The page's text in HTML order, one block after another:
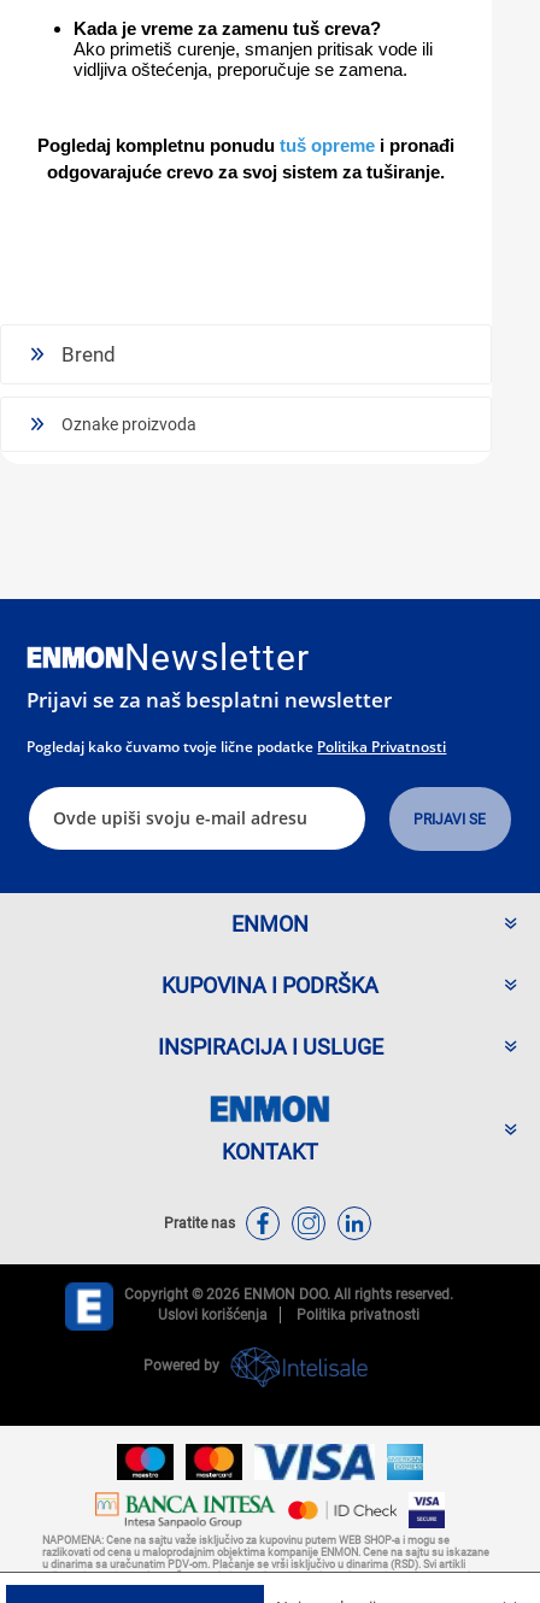
Kada je vreme za zamenu tuš creva?
Ako primetiš curenje, smanjen pritisak vode ili
vidljiva oštećenja, preporučuje se zamena.
Pogledaj kompletnu ponudu tuš opreme i pronađi
odgovarajuće crevo za svoj sistem za tuširanje.
Brend
Oznake proizvoda
Newsletter
Prijavi se za naš besplatni newsletter
Pogledaj kako čuvamo tvoje lične podatke Politika Privatnosti
ENMON
KUPOVINA I PODRŠKA
INSPIRACIJA I USLUGE
KONTAKT
Pratite nas
Copyright © 2026 ENMON DOO. All rights reserved.
Uslovi korišćenja
Politika privatnosti
Powered by
NAPOMENA: Cene na sajtu važe isključivo za kupovinu putem WEB SHOP-a i mogu se
razlikovati od cena u maloprodajnim objektima kompanije ENMON. Cene na sajtu su iskazane
u dinarima sa uračunatim PDV-om. Plaćanje se vrši isključivo u dinarima (RSD). Svi artikli
prikazani na sajtu su deo naše ponude i ne podrazumeva da su dostupni u svakom trenutku.
Nastojimo da budemo što precizniji u opisu proizvoda, prikazu slika i samih cena, ali ne